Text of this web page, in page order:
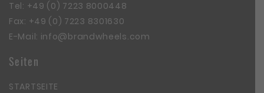
Tel: +49 (0) 7223 8000448
Fax: +49 (0) 7223 8301630
E-Mail: info@brandwheels.com
Seiten
STARTSEITE